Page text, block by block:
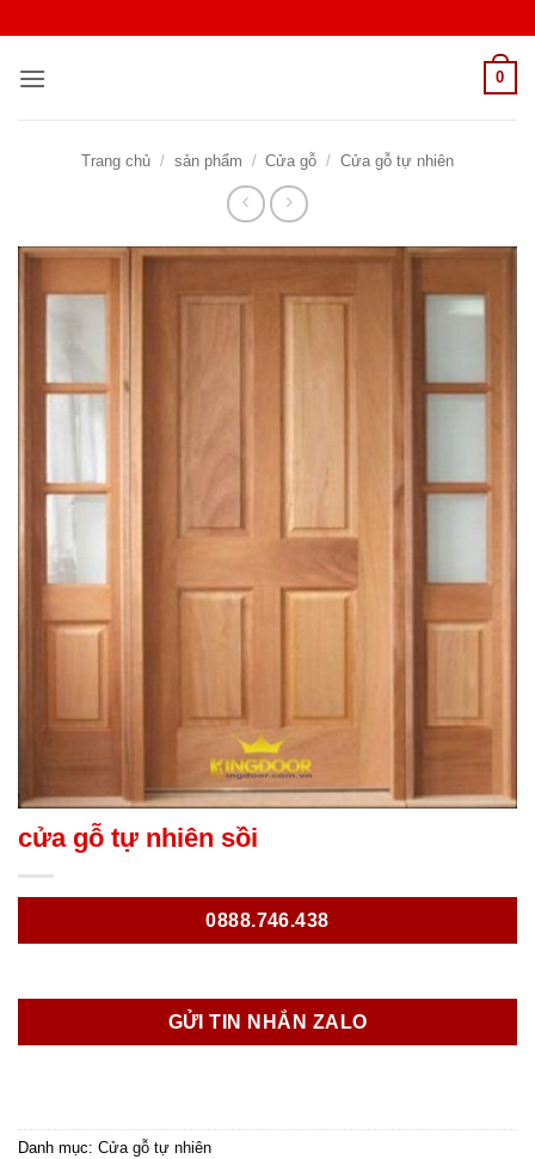
nội
0
Trang chủ / sản phẩm / Cửa gỗ / Cửa gỗ tự nhiên
cửa gỗ tự nhiên sồi
0888.746.438
GỬI TIN NHẮN ZALO
Danh mục: Cửa gỗ tự nhiên